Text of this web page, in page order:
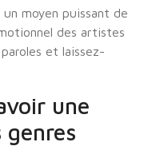
moyen puissant de
des artistes
et laissez-
une